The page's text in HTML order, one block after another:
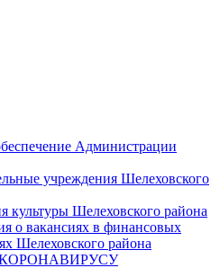
Администрации
учреждения Шелеховского
культуры Шелеховского района
о вакансиях в финансовых
Шелеховского района
КОРОНАВИРУСУ